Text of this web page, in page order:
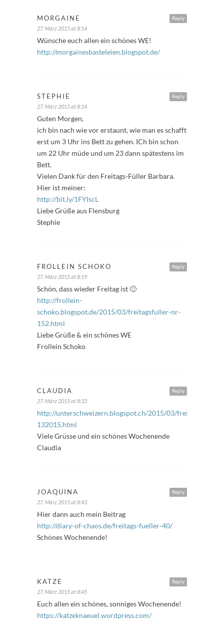
Reply
MORGAINE
27. März 2015 at 8:14
Wünsche euch allen ein schönes WE!
http://morgainesbasteleien.blogspot.de/
Reply
STEPHIE
27. März 2015 at 8:14
Guten Morgen,
ich bin nach wie vor erstaunt, wie man es schafft
erst um 3 Uhr ins Bett zu gehen. ICh bin schon
um 22 Uhr müde und um 23 dann spätestens im
Bett.
Vielen Dank für den Freitags-Füller Barbara.
Hier ist meiner:
http://bit.ly/1FYIscL
Liebe Grüße aus Flensburg
Stephie
Reply
FROLLEIN SCHOKO
27. März 2015 at 8:19
Schön, dass wieder Freitag ist 🙂
http://frollein-
schoko.blogspot.de/2015/03/freitagsfuller-nr-
152.html
Liebe Grüße & ein schönes WE
Frollein Schoko
Reply
CLAUDIA
27. März 2015 at 8:33
http://unterschweizern.blogspot.ch/2015/03/freitagsfuller-
132015.html
Viele Grüsse und ein schönes Wochenende
Claudia
Reply
JOAQUINA
27. März 2015 at 8:43
Hier dann auch mein Beitrag
http://diary-of-chaos.de/freitags-fueller-40/
Schönes Wochenende!
Reply
KATZE
27. März 2015 at 8:45
Euch allen ein schönes, sonniges Wochenende!
https://katzeknaeuel.wordpress.com/